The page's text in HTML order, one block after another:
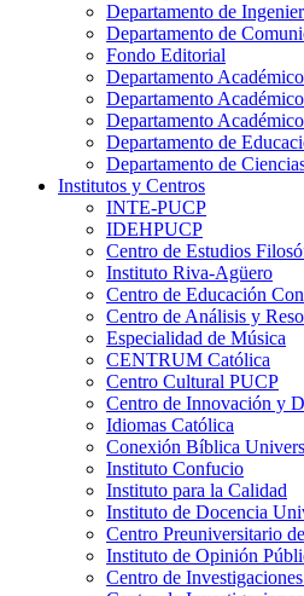
Departamento de
Departamento de
Fondo Editorial
Departamento
Departamento
Departamento
Departamento de
Departamento de
Institutos y Centros
INTE-PUCP
IDEHPUCP
Centro de Estudios
Instituto Riva-Agüero
Centro de Educación
Centro de Análisis y
Especialidad de Música
CENTRUM Católica
Centro Cultural PUCP
Centro de Innovación y
Idiomas Católica
Conexión Bíblica
Instituto Confucio
Instituto para la Calidad
Instituto de Docencia
Centro Preuniversitario
Instituto de Opinión
Centro de